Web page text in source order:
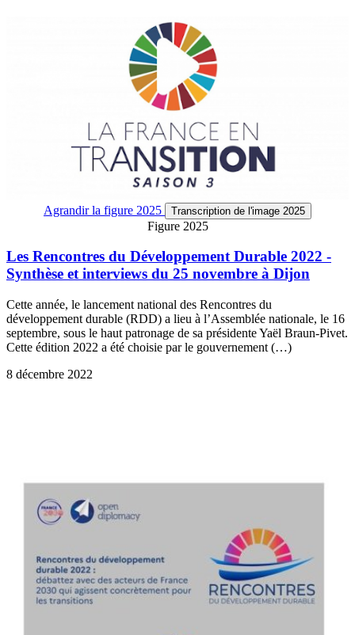
Agrandirla figure 2025 Transcription de l'image 2025
Figure 2025
Les Rencontres du Développement Durable 2022 -
Synthèse et interviews du 25 novembre à Dijon
Cette année, le lancement national des Rencontres du
développement durable (RDD) a lieu à l’Assemblée nationale, le 16
septembre, sous le haut patronage de sa présidente Yaël Braun-Pivet.
Cette édition 2022 a été choisie par le gouvernement (…)
8 décembre 2022